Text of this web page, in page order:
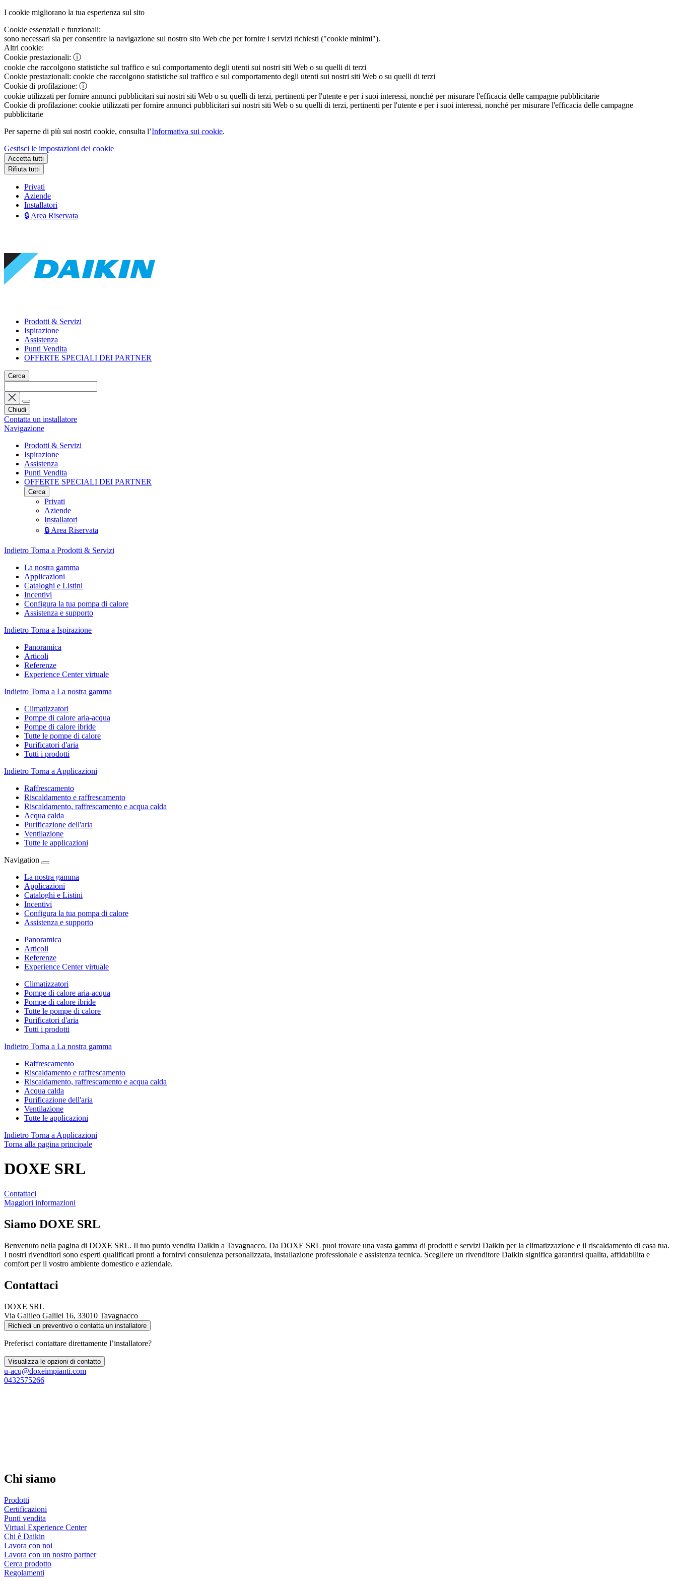
I cookie migliorano la tua esperienza sul sito
Cookie essenziali e funzionali:
sono necessari sia per consentire la navigazione sul nostro sito Web che per fornire i servizi richiesti ("cookie minimi").
Altri cookie:
Cookie prestazionali: ⓘ
cookie che raccolgono statistiche sul traffico e sul comportamento degli utenti sui nostri siti Web o su quelli di terzi
Cookie prestazionali: cookie che raccolgono statistiche sul traffico e sul comportamento degli utenti sui nostri siti Web o su quelli di terzi
Cookie di profilazione: ⓘ
cookie utilizzati per fornire annunci pubblicitari sui nostri siti Web o su quelli di terzi, pertinenti per l'utente e per i suoi interessi, nonché per misurare l'efficacia delle campagne pubblicitarie
Cookie di profilazione: cookie utilizzati per fornire annunci pubblicitari sui nostri siti Web o su quelli di terzi, pertinenti per l'utente e per i suoi interessi, nonché per misurare l'efficacia delle campagne
pubblicitarie
Per saperne di più sui nostri cookie, consulta l’Informativa sui cookie.
Gestisci le impostazioni dei cookie
Accetta tutti
Rifiuta tutti
Privati
Aziende
Installatori
🔒 Area Riservata
Prodotti & Servizi
Ispirazione
Assistenza
Punti Vendita
OFFERTE SPECIALI DEI PARTNER
Cerca
Chiudi
Contatta un installatore
Navigazione
Prodotti & Servizi
Ispirazione
Assistenza
Punti Vendita
OFFERTE SPECIALI DEI PARTNER
Cerca
Privati
Aziende
Installatori
🔒 Area Riservata
Indietro Torna a Prodotti & Servizi
La nostra gamma
Applicazioni
Cataloghi e Listini
Incentivi
Configura la tua pompa di calore
Assistenza e supporto
Indietro Torna a Ispirazione
Panoramica
Articoli
Referenze
Experience Center virtuale
Indietro Torna a La nostra gamma
Climatizzatori
Pompe di calore aria-acqua
Pompe di calore ibride
Tutte le pompe di calore
Purificatori d'aria
Tutti i prodotti
Indietro Torna a Applicazioni
Raffrescamento
Riscaldamento e raffrescamento
Riscaldamento, raffrescamento e acqua calda
Acqua calda
Purificazione dell'aria
Ventilazione
Tutte le applicazioni
Navigation
La nostra gamma
Applicazioni
Cataloghi e Listini
Incentivi
Configura la tua pompa di calore
Assistenza e supporto
Panoramica
Articoli
Referenze
Experience Center virtuale
Climatizzatori
Pompe di calore aria-acqua
Pompe di calore ibride
Tutte le pompe di calore
Purificatori d'aria
Tutti i prodotti
Indietro Torna a La nostra gamma
Raffrescamento
Riscaldamento e raffrescamento
Riscaldamento, raffrescamento e acqua calda
Acqua calda
Purificazione dell'aria
Ventilazione
Tutte le applicazioni
Indietro Torna a Applicazioni
Torna alla pagina principale
DOXE SRL
Contattaci
Maggiori informazioni
Siamo DOXE SRL
Benvenuto nella pagina di DOXE SRL. Il tuo punto vendita Daikin a Tavagnacco. Da DOXE SRL puoi trovare una vasta gamma di prodotti e servizi Daikin per la climatizzazione e il riscaldamento di casa tua.
I nostri rivenditori sono esperti qualificati pronti a fornirvi consulenza personalizzata, installazione professionale e assistenza tecnica. Scegliere un rivenditore Daikin significa garantirsi qualita, affidabilita e
comfort per il vostro ambiente domestico e aziendale.
Contattaci
DOXE SRL
Via Galileo Galilei 16, 33010 Tavagnacco
Richiedi un preventivo o contatta un installatore
Preferisci contattare direttamente l’installatore?
Visualizza le opzioni di contatto
u-acq@doxeimpianti.com
0432575266
Chi siamo
Prodotti
Certificazioni
Punti vendita
Virtual Experience Center
Chi è Daikin
Lavora con noi
Lavora con un nostro partner
Cerca prodotto
Regolamenti